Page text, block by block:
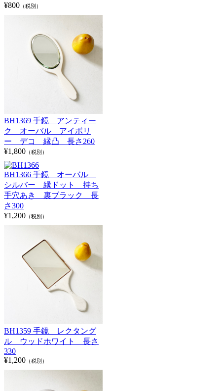
¥800 （税別）
BH1369 手鏡 アンティー
ク オーバル アイボリ
ー デコ 縁凸 長さ260
¥1,800 （税別）
BH1366 手鏡 オーバル
シルバー 縁ドット 持ち
手穴あき 裏ブラック 長
さ300
¥1,200 （税別）
BH1359 手鏡 レクタング
ル ウッドホワイト 長さ
330
¥1,200 （税別）